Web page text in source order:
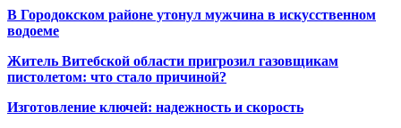
В Городокском районе утонул мужчина в искусственном
водоеме
Житель Витебской области пригрозил газовщикам
пистолетом: что стало причиной?
Изготовление ключей: надежность и скорость